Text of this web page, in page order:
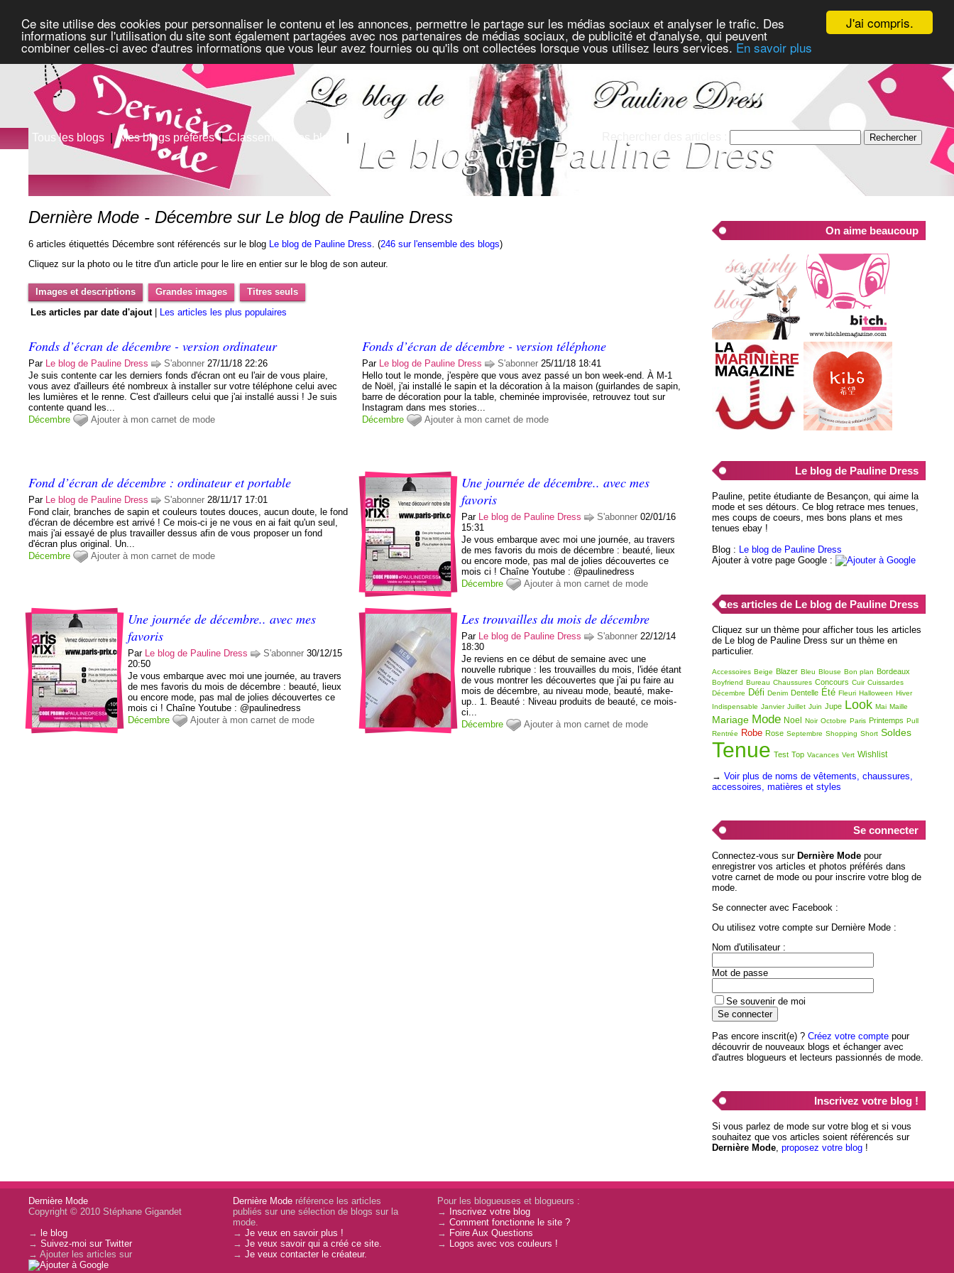
J'ai compris.
Ce site utilise des cookies pour personnaliser le contenu et les annonces, permettre le partage sur les médias sociaux et analyser le trafic. Des
informations sur l'utilisation du site sont également partagées avec nos partenaires de médias sociaux, de publicité et d'analyse, qui peuvent
combiner celles-ci avec d'autres informations que vous leur avez fournies ou qu'ils ont collectées lorsque vous utilisez leurs services. En savoir plus
Tous les blogs | Mes blogs préférés|Classement des blogs
Dernière Mode - Décembre sur Le blog de Pauline Dress
6 articles étiquettés Décembre sont référencés sur le blog Le blog de Pauline Dress. (246 sur l'ensemble des blogs)
Cliquez sur la photo ou le titre d'un article pour le lire en entier sur le blog de son auteur.
Images et descriptions Grandes images
Titres seuls
Les articles par date d'ajout| Les articles les plus populaires
Fonds d’écran de décembre - version ordinateur
Par Le blog de Pauline Dress S'abonner 27/11/18 22:26
Je suis contente car les derniers fonds d'écran ont eu l'air de vous plaire,
vous avez d'ailleurs été nombreux à installer sur votre téléphone celui avec
les lumières et le renne. C'est d'ailleurs celui que j'ai installé aussi ! Je suis
contente quand les...
Décembre
Ajouter à mon carnet de mode
Fonds d’écran de décembre - version téléphone
Par Le blog de Pauline Dress S'abonner 25/11/18 18:41
Hello tout le monde, j'espère que vous avez passé un bon week-end. À M-1
de Noël, j'ai installé le sapin et la décoration à la maison (guirlandes de sapin,
barre de décoration pour la table, cheminée improvisée, retrouvez tout sur
Instagram dans mes stories...
Décembre
Ajouter à mon carnet de mode
Fond d’écran de décembre : ordinateur et portable
Par Le blog de Pauline Dress S'abonner 28/11/17 17:01
Fond clair, branches de sapin et couleurs toutes douces, aucun doute, le fond
d'écran de décembre est arrivé ! Ce mois-ci je ne vous en ai fait qu'un seul,
mais j'ai essayé de plus travailler dessus afin de vous proposer un fond
d'écran plus original. Un...
Décembre
Ajouter à mon carnet de mode
Une journée de décembre.. avec mes
favoris
Par Le blog de Pauline Dress S'abonner 02/01/16
15:31
Je vous embarque avec moi une journée, au travers
de mes favoris du mois de décembre : beauté, lieux
ou encore mode, pas mal de jolies découvertes ce
mois ci ! Chaîne Youtube : @paulinedress
Décembre
Ajouter à mon carnet de mode
Une journée de décembre.. avec mes
favoris
Par Le blog de Pauline Dress S'abonner 30/12/15
20:50
Je vous embarque avec moi une journée, au travers
de mes favoris du mois de décembre : beauté, lieux
ou encore mode, pas mal de jolies découvertes ce
mois ci ! Chaîne Youtube : @paulinedress
Décembre
Ajouter à mon carnet de mode
Les trouvailles du mois de décembre
Par Le blog de Pauline Dress S'abonner 22/12/14
18:30
Je reviens en ce début de semaine avec une
nouvelle rubrique : les trouvailles du mois, l'idée étant
de vous montrer les découvertes que j'ai pu faire au
mois de décembre, au niveau mode, beauté, make-
up.. 1. Beauté : Niveau produits de beauté, ce mois-
ci...
Décembre
Ajouter à mon carnet de mode
On aime beaucoup
Le blog de Pauline Dress
Pauline, petite étudiante de Besançon, qui aime la
mode et ses détours. Ce blog retrace mes tenues,
mes coups de coeurs, mes bons plans et mes
tenues ebay !
Blog :
Le blog de Pauline Dress
Ajouter à votre page Google :
Les articles de Le blog de Pauline Dress
Cliquez sur un thème pour afficher tous les articles
de Le blog de Pauline Dress sur un thème en
particulier.
Accessoires Beige Blazer Bleu Blouse Bon plan Bordeaux
Boyfriend Bureau Chaussures Concours Cuir Cuissardes
Décembre Défi Denim Dentelle Été Fleuri Halloween Hiver
Indispensable Janvier Juillet Juin Jupe Look Mai Maille
Mariage Mode Noel Noir Octobre Paris Printemps Pull
Rentrée Robe Rose Septembre Shopping Short Soldes
Tenue Test Top Vacances Vert Wishlist
→ Voir plus de noms de vêtements, chaussures,
accessoires, matières et styles
Se connecter
Connectez-vous sur Dernière Modepour
enregistrer vos articles et photos préférés dans
votre carnet de mode ou pour inscrire votre blog de
mode.
Se connecter avec Facebook :
Ou utilisez votre compte sur Dernière Mode :
Nom d'utilisateur :
Mot de passe
Se souvenir de moi
Pas encore inscrit(e) ? Créez votre comptepour
découvrir de nouveaux blogs et échanger avec
d'autres blogueurs et lecteurs passionnés de mode.
Inscrivez votre blog !
Si vous parlez de mode sur votre blog et si vous
souhaitez que vos articles soient référencés sur
Dernière Mode, proposez votre blog!
Dernière Mode
Copyright © 2010 Stéphane Gigandet
→le blog
→Suivez-moi sur Twitter
→ Ajouter les articles sur
Dernière Mode référence les articles
publiés sur une sélection de blogs sur la
mode.
→Je veux en savoir plus !
→Je veux savoir qui a créé ce site.
→Je veux contacter le créateur.
Pour les blogueuses et blogueurs :
→ Inscrivez votre blog
→Comment fonctionne le site ?
→ Foire Aux Questions
→ Logos avec vos couleurs !